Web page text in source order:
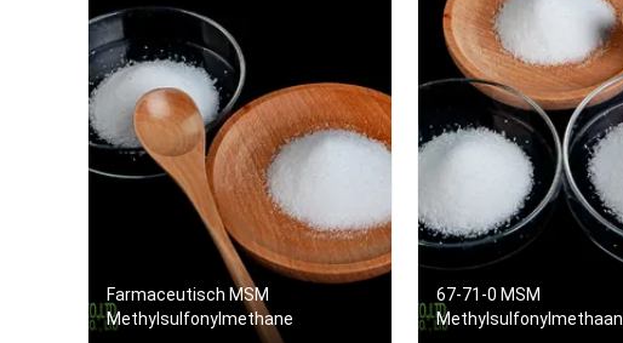
Farmaceutisch MSM
Methylsulfonylmethane
67-71-0 MSM
Methylsulfonylmethaan